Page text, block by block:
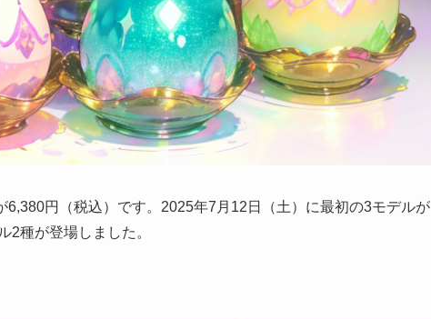
円（税込）です。2025年7月12日（土）に最初の3モデルが
2種が登場しました。